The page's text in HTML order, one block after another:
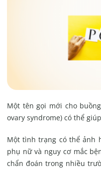
Một tên gọi mới cho
ovary syndrome) có thể
Một tình trạng có thể ảnh
phụ nữ và nguy cơ mắc
chẩn đoán trong nhiều